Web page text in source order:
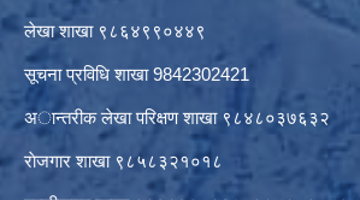
लेखा शाखा ९८६४९९०४४९
सूचना प्रविधि शाखा 9842302421
अान्तरीक लेखा परिक्षण शाखा ९८४८०३७६३२
राेजगार शाखा ९८५८३२१०१८